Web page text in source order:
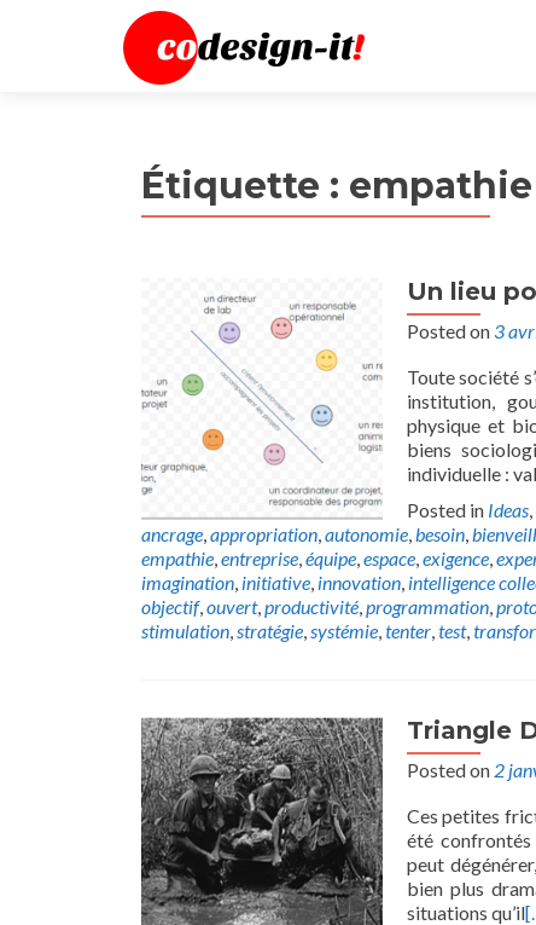
Étiquette : empathie
Un lieu
Posted on 3
Toute société
institution,
physique et
biens
individuelle :
Posted in Ideas,
ancrage,appropriation,autonomie,besoin,
empathie,entreprise,équipe,espace,exigence,
imagination, initiative, innovation, intelligence
objectif,ouvert,productivité,programmation,
stimulation,stratégie,systémie,tenter,test,
Triangle
Posted on 2
Ces petites
été confrontés
peut
bien plus
situations qu’il